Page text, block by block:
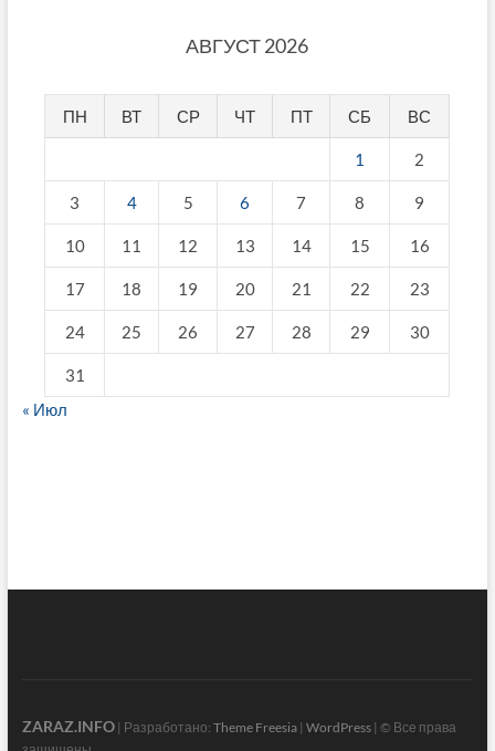
АВГУСТ 2026
ПН ВТ СР ЧТ ПТ СБ ВС
1 2
3 4 5 6 7 8 9
10 11 12 13 14 15 16
17 18 19 20 21 22 23
24 25 26 27 28 29 30
31
« Июл
ZARAZ.INFO| Разработано: Theme Freesia| WordPress| © Все права